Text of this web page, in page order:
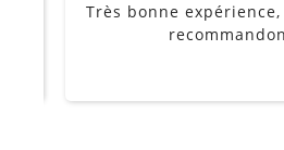
Vérifier la disponibilité du
Très bonne